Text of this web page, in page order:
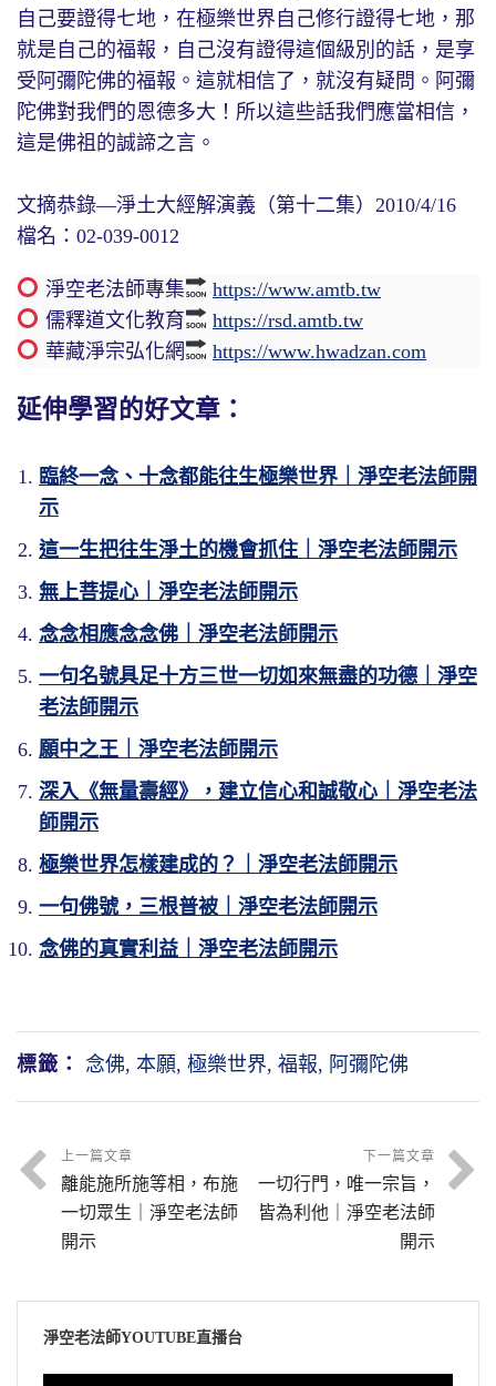
自己要證得七地，在極樂世界自己修行證得七地，那
就是自己的福報，自己沒有證得這個級別的話，是享
受阿彌陀佛的福報。這就相信了，就沒有疑問。阿彌
陀佛對我們的恩德多大！所以這些話我們應當相信，
這是佛祖的誠諦之言。
文摘恭錄—淨土大經解演義（第十二集）2010/4/16
檔名：02-039-0012
淨空老法師專集
https://www.amtb.tw
儒釋道文化教育
https://rsd.amtb.tw
華藏淨宗弘化網
https://www.hwadzan.com
延伸學習的好文章：
臨終一念、十念都能往生極樂世界｜淨空老法師開
示
這一生把往生淨土的機會抓住｜淨空老法師開示
無上菩提心｜淨空老法師開示
念念相應念念佛｜淨空老法師開示
一句名號具足十方三世一切如來無盡的功德｜淨空
老法師開示
願中之王｜淨空老法師開示
深入《無量壽經》，建立信心和誠敬心｜淨空老法
師開示
極樂世界怎樣建成的？｜淨空老法師開示
一句佛號，三根普被｜淨空老法師開示
念佛的真實利益｜淨空老法師開示
標籤： 念佛, 本願, 極樂世界, 福報, 阿彌陀佛
上一篇文章
離能施所施等相，布施
一切眾生｜淨空老法師
開示
下一篇文章
一切行門，唯一宗旨，
皆為利他｜淨空老法師
開示
淨空老法師YOUTUBE直播台